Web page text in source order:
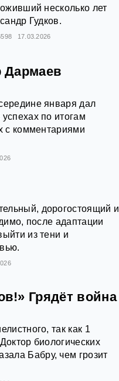
несколько лет
Гудков.
17.03.2026
Дармаев
января дал
по итогам
с комментариями
дорогостоящий и
после адаптации
из тени и
Грядёт война
так как 1
биологических
Бабру, чем грозит